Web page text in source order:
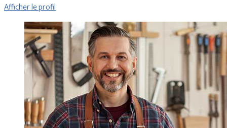
Afficher le profil